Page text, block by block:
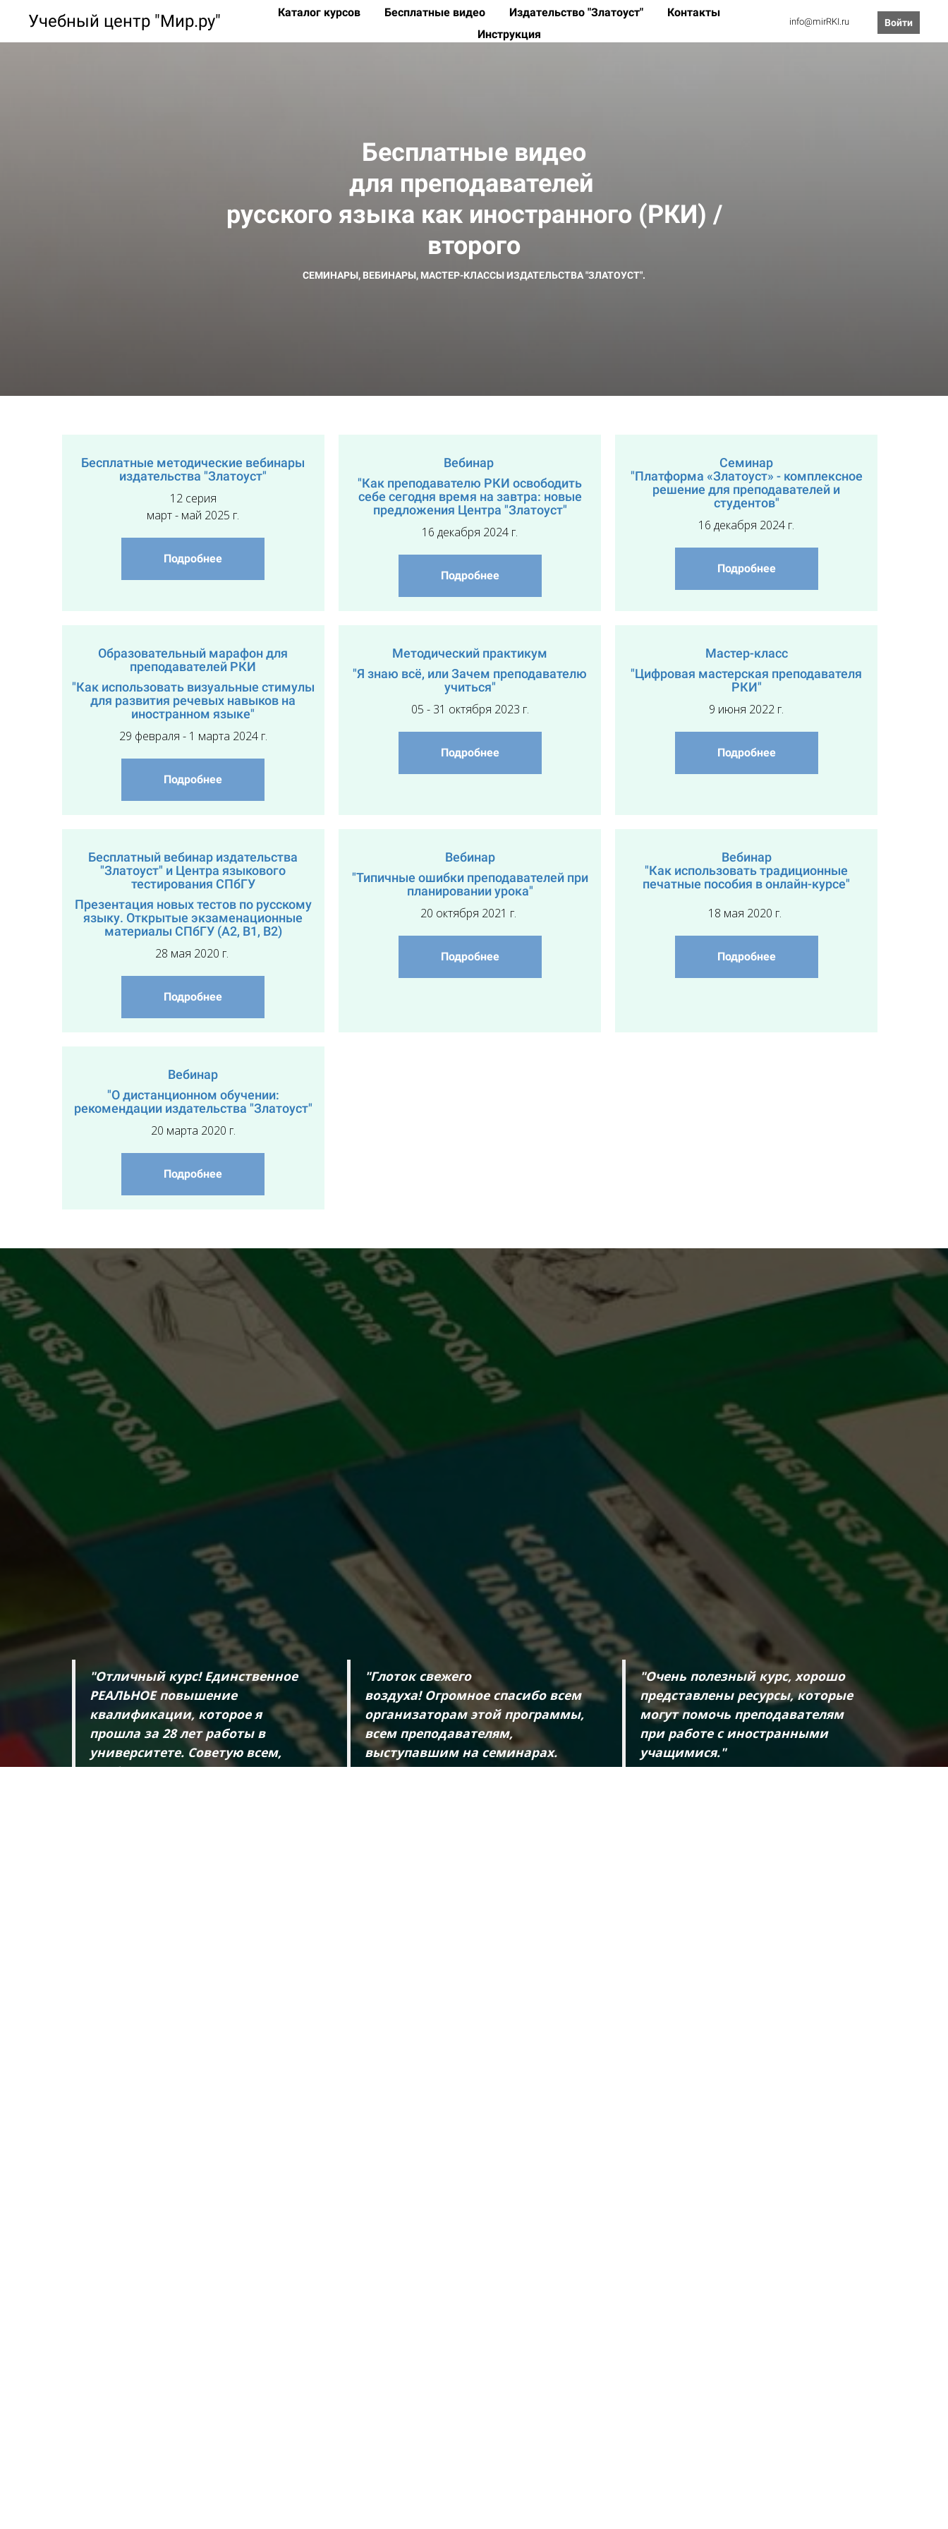
Учебный центр "Мир.ру" Каталог курсов Бесплатные видео Издательство "Златоуст"
Контакты
Инструкция
info@mirRKI.ru Войти
Бесплатные видео
для преподавателей
русского языка как иностранного (РКИ) /
второго
СЕМИНАРЫ, ВЕБИНАРЫ, МАСТЕР-КЛАССЫ ИЗДАТЕЛЬСТВА "ЗЛАТОУСТ".
Бесплатные методические вебинары
издательства "Златоуст"
12 серия
март - май 2025 г.
Подробнее
Вебинар
"Как преподавателю РКИ освободить
себе сегодня время на завтра: новые
предложения Центра "Златоуст"
16 декабря 2024 г.
Подробнее
Семинар
"Платформа «Златоуст» - комплексное
решение для преподавателей и
студентов"
16 декабря 2024 г.
Подробнее
Образовательный марафон для
преподавателей РКИ
"Как использовать визуальные стимулы
для развития речевых навыков на
иностранном языке"
29 февраля - 1 марта 2024 г.
Подробнее
Методический практикум
"Я знаю всё, или Зачем преподавателю
учиться"
05 - 31 октября 2023 г.
Подробнее
Мастер-класс
"Цифровая мастерская преподавателя
РКИ"
9 июня 2022 г.
Подробнее
Бесплатный вебинар издательства
"Златоуст" и Центра языкового
тестирования СПбГУ
Презентация новых тестов по русскому
языку. Открытые экзаменационные
материалы СПбГУ (А2, В1, В2)
28 мая 2020 г.
Подробнее
Вебинар
"Типичные ошибки преподавателей при
планировании урока"
20 октября 2021 г.
Подробнее
Вебинар
"Как использовать традиционные
печатные пособия в онлайн-курсе"
18 мая 2020 г.
Подробнее
Вебинар
"О дистанционном обучении:
рекомендации издательства "Златоуст"
20 марта 2020 г.
Подробнее
"Отличный курс! Единственное
РЕАЛЬНОЕ повышение
квалификации, которое я
прошла за 28 лет работы в
университете. Советую всем,
особенно начинающим
"Глоток свежего
воздуха! Огромное спасибо всем
организаторам этой программы,
всем преподавателям,
выступавшим на семинарах.
Анна Владимировна сделала то,
"Очень полезный курс, хорошо
представлены ресурсы, которые
могут помочь преподавателям
при работе с иностранными
учащимися."